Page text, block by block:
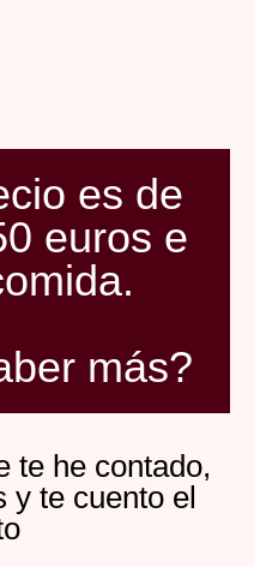
es de
euros e
más?
te he contado,
y te cuento el